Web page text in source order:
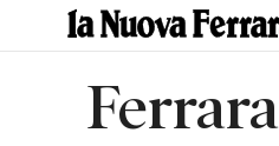
Ferrara